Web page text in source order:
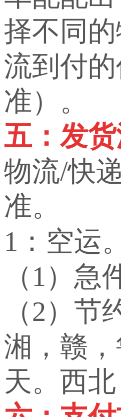
择不同
流到付
准）。
五：发货
物流/快
准。
1：空运
（1）
（2）
湘，赣
天。西